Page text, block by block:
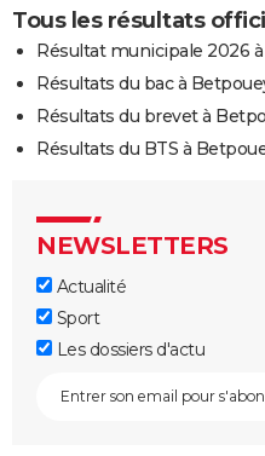
Tous les résultats
Résultat municipale 2026
Résultats du bac à
Résultats du brevet à
Résultats du BTS à
NEWSLETTERS
Actualité
Sport
Les dossiers d'actu